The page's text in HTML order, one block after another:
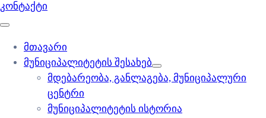
კონტაქტი
მთავარი
მუნიციპალიტეტის შესახებ
მდებარეობა, განლაგება, მუნიციპალური
ცენტრი
მუნიციპალიტეტის ისტორია